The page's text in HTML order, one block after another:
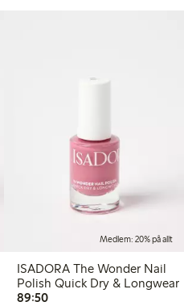
Medlem: 20% på allt
ISADORA The Wonder Nail
Polish Quick Dry & Longwear
89:5089,50 kr